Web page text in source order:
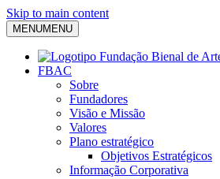
Skip to main content
MENUMENU
FBAC
Sobre
Fundadores
Visão e Missão
Valores
Plano estratégico
Objetivos Estratégicos
Informação Corporativa